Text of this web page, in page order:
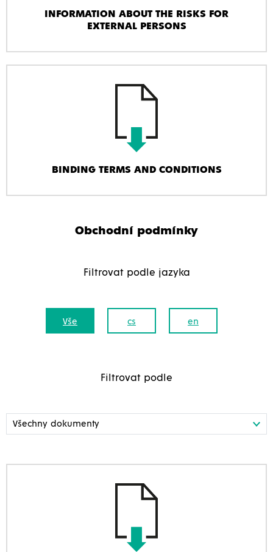
INFORMATION ABOUT THE RISKS FOR
EXTERNAL PERSONS
BINDING TERMS AND CONDITIONS
Obchodní podmínky
Filtrovat podle jazyka
Vše cs en
Filtrovat podle